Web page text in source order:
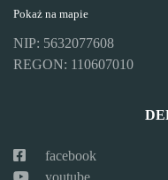
Pokaż na mapie
NIP: 5632077608
REGON: 110607010
facebook
youtube